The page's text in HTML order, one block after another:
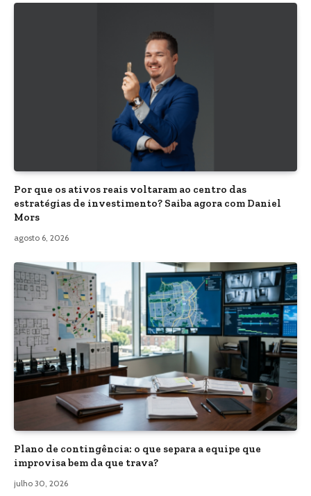
Por que os ativos reais voltaram ao centro das
estratégias de investimento? Saiba agora com Daniel
Mors
agosto 6, 2026
Plano de contingência: o que separa a equipe que
improvisa bem da que trava?
julho 30, 2026